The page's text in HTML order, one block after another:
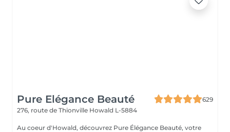
Pure Elégance Beauté
629
276, route de Thionville Howald L-5884
Au coeur d'Howald, découvrez Pure Élégance Beauté, votre